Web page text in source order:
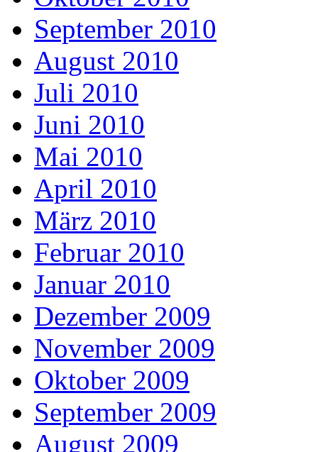
September 2010
August 2010
Juli 2010
Juni 2010
Mai 2010
April 2010
März 2010
Februar 2010
Januar 2010
Dezember 2009
November 2009
Oktober 2009
September 2009
August 2009